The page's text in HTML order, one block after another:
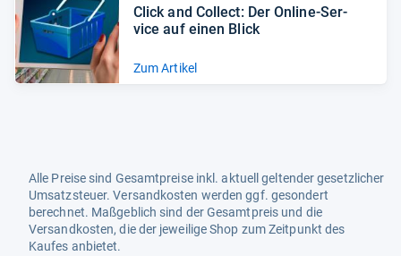
Click and Col­lect: Der Online-​Ser­
vice auf einen Blick
Zum Artikel
Alle Preise sind Gesamtpreise inkl. aktuell geltender gesetzlicher
Umsatzsteuer. Versandkosten werden ggf. gesondert
berechnet. Maßgeblich sind der Gesamtpreis und die
Versandkosten, die der jeweilige Shop zum Zeitpunkt des
Kaufes anbietet.